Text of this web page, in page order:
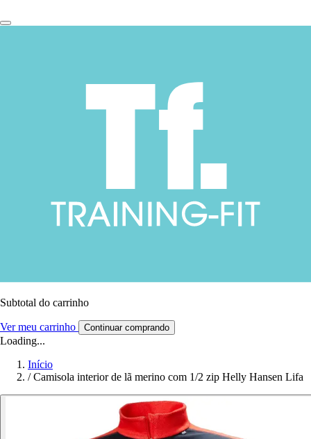
Subtotal do carrinho
Ver meu carrinho Continuar comprando
Loading...
Início
/ Camisola interior de lã merino com 1/2 zip Helly Hansen Lifa